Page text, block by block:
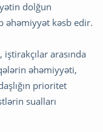
dolğun
əhəmiyyət kəsb edir.
arasında
əhəmiyyəti,
prioritet
sualları